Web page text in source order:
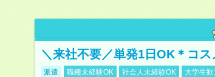
＼来社不要／単発1日OK＊コス
派遣 職種未経験OK 社会人未経験OK 大学生歓